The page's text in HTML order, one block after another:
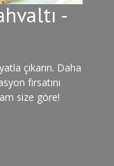
-
çıkarın. Daha
fırsatını
size göre!